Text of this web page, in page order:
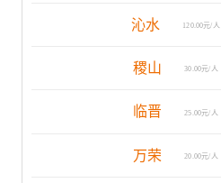
沁水 120.00元/人
稷山 30.00元/人
临晋 25.00元/人
万荣 20.00元/人